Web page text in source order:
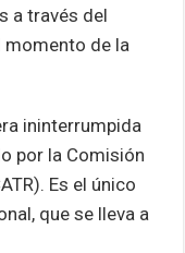
a través del
de la
ininterrumpida
por la Comisión
Es el único
que se lleva a